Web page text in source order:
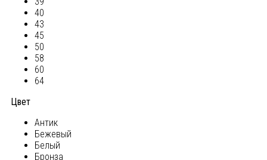
40
43
45
50
58
60
64
Цвет
Антик
Бежевый
Белый
Бронза